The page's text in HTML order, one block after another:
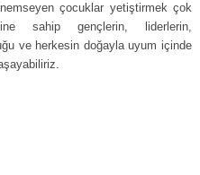
çocuklar yetiştirmek çok
sahip gençlerin, liderlerin,
ve herkesin doğayla uyum içinde